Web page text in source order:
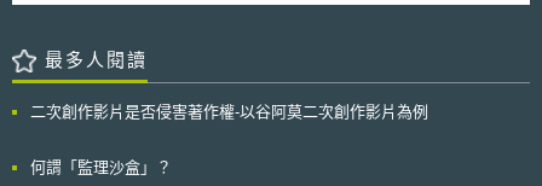
仍須視整體使用情境進行判斷[9]。 (1) 作品轉化性須視模型目的及佈署判斷
報告中分析作品之轉化性（transformativeness）[10]，AI訓練使用作品是否
具有轉化性並非絕對，而是依據模型最終之功能及佈署有程度上之區別，須
型之轉化程度會落在前述兩極端之中間，如模型使用特定類型之作品進行訓
(Class III devices)的審核，將使得患者延遲3至5年才能得到可以拯救其性命
的產品，相對地卻沒有得到甚麼安全的提升。 七月初，歐洲議會公共
健康與食品安全委員會(Public Health and Food Safety Committee, ENVI)
最多人閱讀
二次創作影片是否侵害著作權-以谷阿莫二次創作影片為例
何謂「監理沙盒」？